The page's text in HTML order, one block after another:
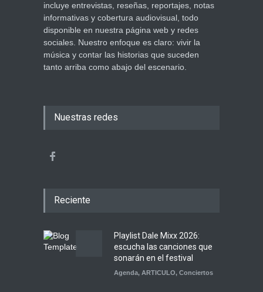
incluye entrevistas, reseñas, reportajes, notas
informativas y cobertura audiovisual, todo
disponible en nuestra página web y redes
sociales. Nuestro enfoque es claro: vivir la
música y contar las historias que suceden
tanto arriba como abajo del escenario.
Nuestras redes
Reciente
Playlist Dale Mixx 2026:
escucha las canciones que
sonarán en el festival
Agenda, ARTICULO, Conciertos